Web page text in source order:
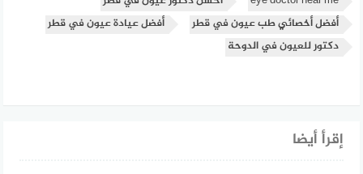
أفضل أخصائي طب عيون في قطر
أفضل عيادة عيون في قطر
دكتور للعيون في الدوحة
إقرأ أيضا